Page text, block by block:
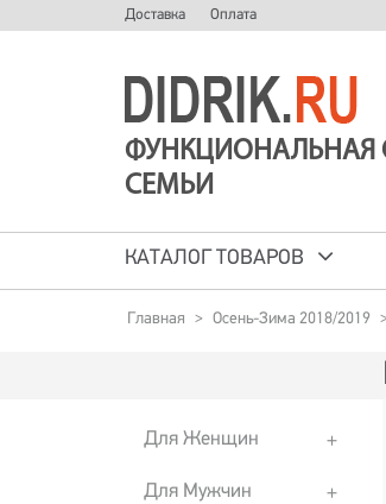
Доставка Оплата
ФУНКЦИОНАЛЬНАЯ
СЕМЬИ
КАТАЛОГ ТОВАРОВ
Главная > Осень-Зима 2018/2019 >
Для Женщин
Для Мужчин